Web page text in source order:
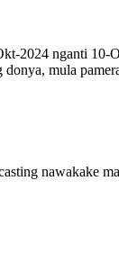
2024 nganti 10-
mula
nawakake